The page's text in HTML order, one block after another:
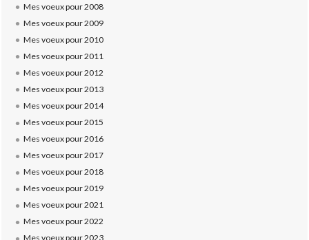
Mes voeux pour 2008
Mes voeux pour 2009
Mes voeux pour 2010
Mes voeux pour 2011
Mes voeux pour 2012
Mes voeux pour 2013
Mes voeux pour 2014
Mes voeux pour 2015
Mes voeux pour 2016
Mes voeux pour 2017
Mes voeux pour 2018
Mes voeux pour 2019
Mes voeux pour 2021
Mes voeux pour 2022
Mes voeux pour 2023